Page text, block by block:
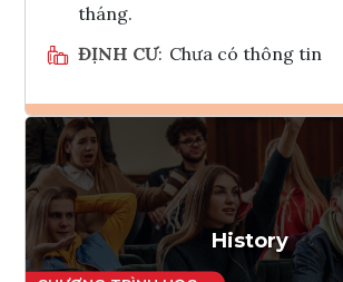
tháng.
ĐỊNH CƯ: Chưa có thông tin
Ghi danh
Tham vấn Interlink
History